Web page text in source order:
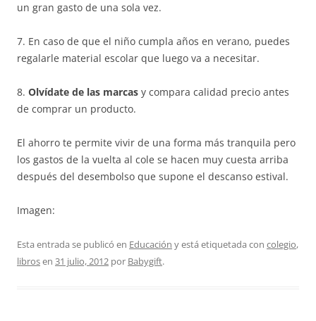
un gran gasto de una sola vez.
7. En caso de que el niño cumpla años en verano, puedes
regalarle material escolar que luego va a necesitar.
8. Olvídate de las marcas y compara calidad precio antes
de comprar un producto.
El ahorro te permite vivir de una forma más tranquila pero
los gastos de la vuelta al cole se hacen muy cuesta arriba
después del desembolso que supone el descanso estival.
Imagen:
Esta entrada se publicó en Educación y está etiquetada con colegio,
librosen 31 julio, 2012 por Babygift.